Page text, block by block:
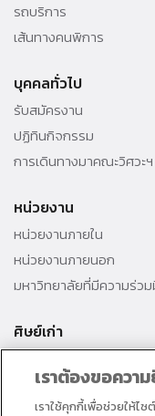
รถบริการ
เส้นทางคนพิการ
บุคคลทั่วไป
รับสมัครงาน
ปฏิทินกิจกรรม
การเดินทางมาคณะวิศวะฯ
หน่วยงาน
หน่วยงานภายใน
หน่วยงานภายนอก
มหาวิทยาลัยที่มีความร่ว
ศิษย์เก่า
สำนักงานธรรมศาสตร์สั
ศิษย์เก่าดีเด่น
เราต้องขอคว
เราใช้คุกกี้เพื่อช่วยให้ไ